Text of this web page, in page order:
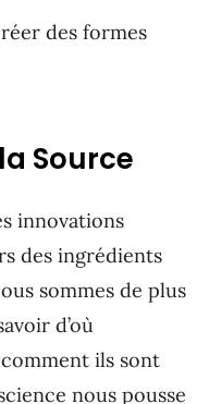
des formes
Source
innovations
des ingrédients
sommes de plus
d’où
ils sont
nous pousse